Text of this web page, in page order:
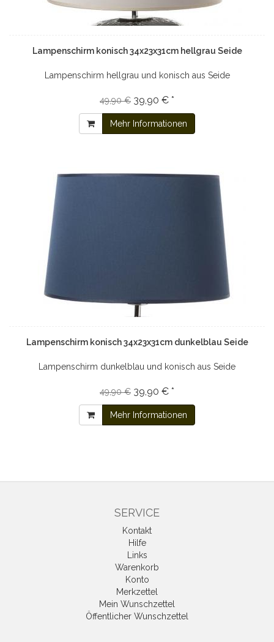
Lampenschirm konisch 34x23x31cm hellgrau Seide
Lampenschirm hellgrau und konisch aus Seide
49,90 € 39,90 € *
Mehr Informationen
Lampenschirm konisch 34x23x31cm dunkelblau Seide
Lampenschirm dunkelblau und konisch aus Seide
49,90 € 39,90 € *
Mehr Informationen
SERVICE
Kontakt
Hilfe
Links
Warenkorb
Konto
Merkzettel
Mein Wunschzettel
Öffentlicher Wunschzettel